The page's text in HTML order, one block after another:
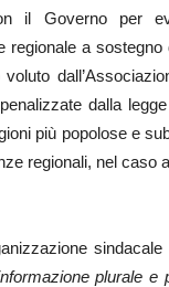
il Governo per
regionale a
dalla
più popolose e
regionali, nel caso
plurale